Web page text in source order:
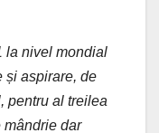
la nivel mondial
și aspirare, de
pentru al treilea
mândrie dar